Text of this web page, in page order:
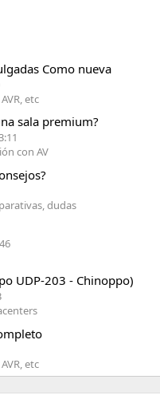
Como nueva
etc
sala premium?
con AV
dudas
UDP-203 - Chinoppo)
etc